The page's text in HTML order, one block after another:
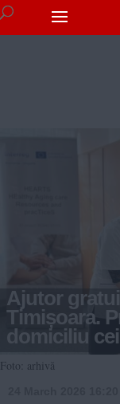
Ajutor
Timișoara.
domiciliu
Foto: arhivă